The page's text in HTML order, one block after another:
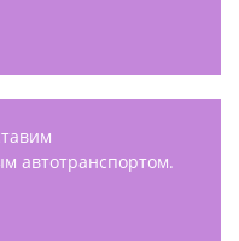
автотранспортом.